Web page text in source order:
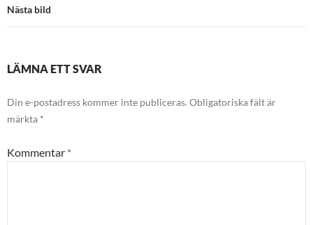
Nästa bild
LÄMNA ETT SVAR
Din e-postadress kommer inte publiceras. Obligatoriska fält är
märkta *
Kommentar *